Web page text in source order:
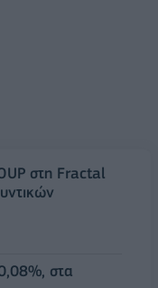
στη Fractal
στα